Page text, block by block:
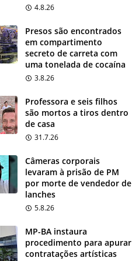
4.8.26
Presos são encontrados
em compartimento
secreto de carreta com
uma tonelada de cocaína
3.8.26
Professora e seis filhos
são mortos a tiros dentro
de casa
31.7.26
Câmeras corporais
levaram à prisão de PM
por morte de vendedor de
lanches
5.8.26
MP-BA instaura
procedimento para apurar
contratações artísticas